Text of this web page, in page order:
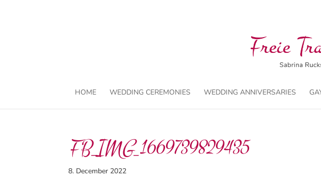
HOME WEDDING CEREMONIES WEDDING ANNIVERSARIES
FB_IMG_1669739829435
8. December 2022